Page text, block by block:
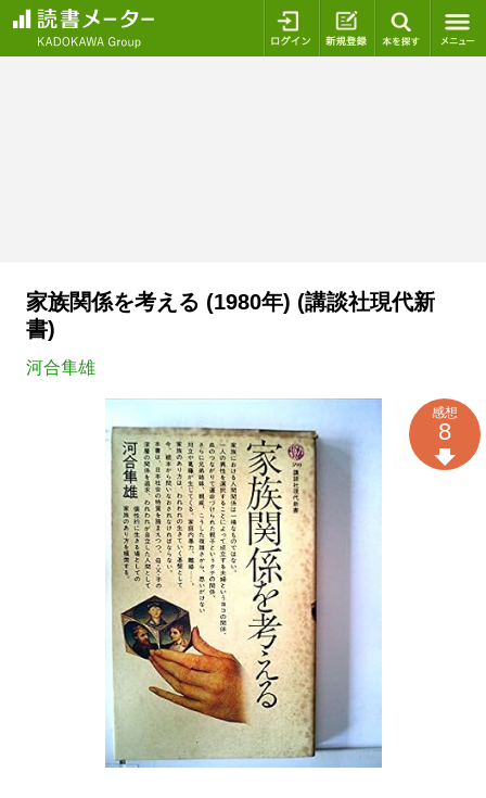
ログイン 新規登録
家族関係を考える (1980年) (講談社現代新
書)
河合隼雄
感想
8